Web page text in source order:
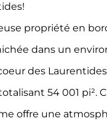
propriété en
dans un
des
54 001 pi².
offre une